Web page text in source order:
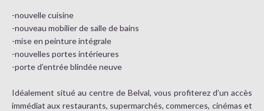
-nouvelle cuisine
-nouveau mobilier de salle de bains
-mise en peinture intégrale
-nouvelles portes intérieures
-porte d’entrée blindée neuve
Idéalement situé au centre de Belval, vous profiterez d’un accès
immédiat aux restaurants, supermarchés, commerces, cinémas et